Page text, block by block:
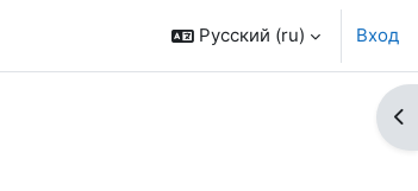
Русский ‎(ru)‎ Вход